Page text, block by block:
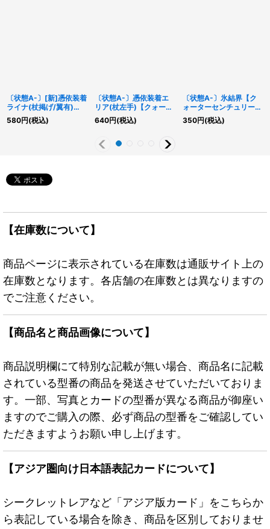
〔状態A-〕[新]憑依装着
ライナ(杖掲げ/翼有)
【クォーターセンチュリ
ーシークレット】
580円(税込)
〔状態A-〕憑依装着エ
リア(杖左手)【クォータ
ーセンチュリーシークレ
ット】{QCAC-JP044}
640円(税込)
〔状態A-〕氷結界【ク
ォーターセンチュリーシ
ークレット】{RC04-
JP072}《罠》
350円(税込)
【在庫数について】
商品ページに表示されている在庫数は通販サイト上の
在庫数となります。各店舗の在庫数とは異なりますの
でご注意ください。
【商品名と商品画像について】
商品説明欄にて特別な記載が無い場合、商品名に記載
されている型番の商品を発送させていただいておりま
す。一部、写真とカードの型番が異なる商品が御座い
ますのでご購入の際、必ず商品の型番をご確認してい
ただきますようお願い申し上げます。
【アジア圏向け日本語表記カードについて】
シークレットレアなど「アジア版カード」をこちらか
ら表記している場合を除き、商品を区別しておりませ